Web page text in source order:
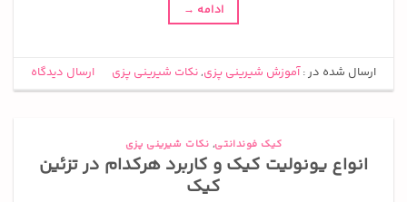
ادامه →
ارسال شده در :آموزش شیرینی پزی,نکات شیرینی پزی ارسال دیدگاه
کیک فوندانتی, نکات شیرینی پزی
انواع یونولیت کیک و کاربرد هرکدام در تزئین
کیک